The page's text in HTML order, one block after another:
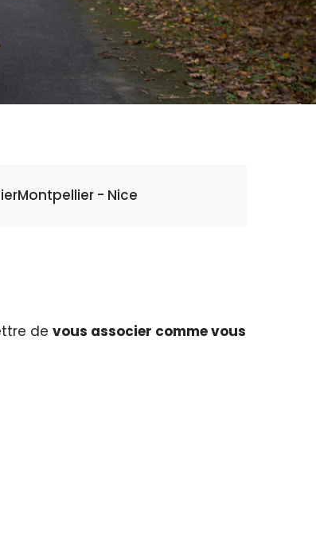
Montpellier - Nice
de vous associer comme vous